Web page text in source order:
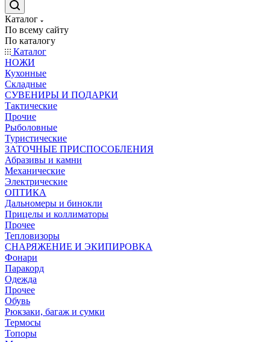
Каталог
По всему сайту
По каталогу
Каталог
НОЖИ
Кухонные
Складные
СУВЕНИРЫ И ПОДАРКИ
Тактические
Прочие
Рыболовные
Туристические
ЗАТОЧНЫЕ ПРИСПОСОБЛЕНИЯ
Абразивы и камни
Механические
Электрические
ОПТИКА
Дальномеры и бинокли
Прицелы и коллиматоры
Прочее
Тепловизоры
СНАРЯЖЕНИЕ И ЭКИПИРОВКА
Фонари
Паракорд
Одежда
Прочее
Обувь
Рюкзаки, багаж и сумки
Термосы
Топоры